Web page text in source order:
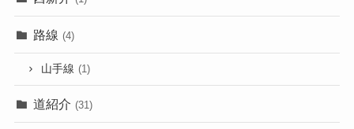
路線 (4)
山手線 (1)
道紹介 (31)